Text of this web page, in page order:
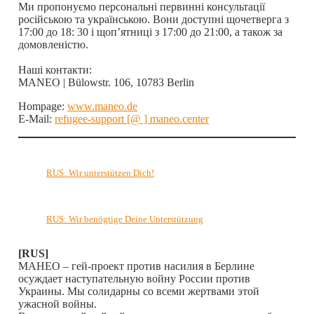
Ми пропонуємо персональні первинні консультації
російською та українською. Вони доступні щочетверга з
17:00 до 18: 30 і щоп’ятниці з 17:00 до 21:00, а також за
домовленістю.
Наші контакти:
MANEO | Bülowstr. 106, 10783 Berlin
Hompage: www.maneo.de
E-Mail: refugee-support [@ ] maneo.center
RUS: Wir unterstützen Dich!
RUS: Wir benögtige Deine Unterstützung
[RUS]
МАНЕО – гей-проект против насилия в Берлине
осуждает наступательную войну России против
Украины. Мы солидарны со всеми жертвами этой
ужасной войны.